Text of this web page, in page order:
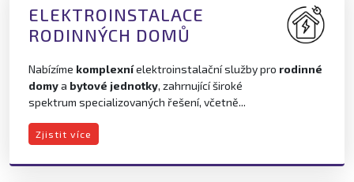
ELEKTROINSTALACE
RODINNÝCH DOMŮ
Nabízíme komplexníelektroinstalační služby pro rodinné
domya bytové jednotky, zahrnující široké
spektrum specializovaných řešení, včetně...
Zjistit více